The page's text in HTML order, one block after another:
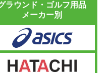
ラウンド・ゴルフ用品
メーカー別